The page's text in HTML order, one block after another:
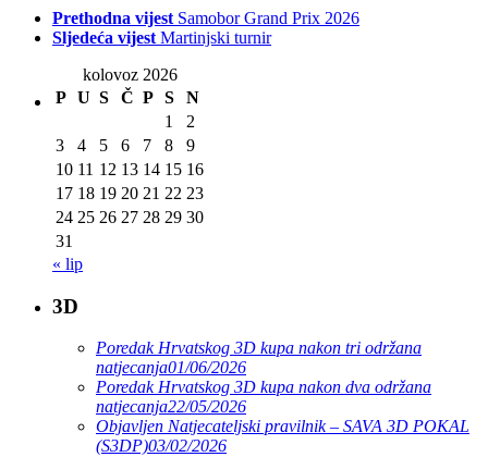
Prethodna vijest Samobor Grand Prix 2026
Sljedeća vijest Martinjski turnir
kolovoz 2026
P U S Č P S
N
1
2
3
4 5 6 7 8
9
10 11 12 13 14 15 16
17 18 19 20 21 22 23
24 25 26 27 28 29 30
31
« lip
3D
Poredak Hrvatskog 3D kupa nakon tri održana
natjecanja01/06/2026
Poredak Hrvatskog 3D kupa nakon dva održana
natjecanja22/05/2026
Objavljen Natjecateljski pravilnik – SAVA 3D POKAL
(S3DP)03/02/2026